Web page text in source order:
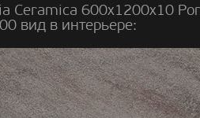
Ceramica 600х1200х10
вид в интерьере: